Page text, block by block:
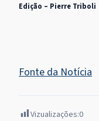
Edição – Pierre Triboli
Fonte da Notícia
Vizualizações:0